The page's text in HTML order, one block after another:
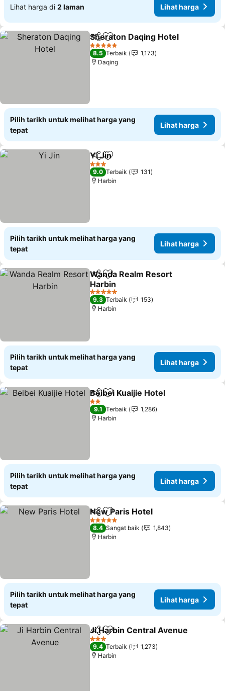
Lihat harga di 2 laman Lihat harga
KongsiTambah ke favorit
Sheraton Daqing Hotel
5 Bintang
8.5 Terbaik
1,173
Daqing
Pilih tarikh untuk melihat harga yang
tepat
Lihat harga
KongsiTambah ke favorit
Yi Jin
3 Bintang
9.0 Terbaik
131
Harbin
Pilih tarikh untuk melihat harga yang
tepat
Lihat harga
KongsiTambah ke favorit
Wanda Realm Resort
Harbin
5 Bintang
9.3 Terbaik
153
Harbin
Pilih tarikh untuk melihat harga yang
tepat
Lihat harga
KongsiTambah ke favorit
Beibei Kuaijie Hotel
2 Bintang
9.1 Terbaik
1,286
Harbin
Pilih tarikh untuk melihat harga yang
tepat
Lihat harga
KongsiTambah ke favorit
New Paris Hotel
5 Bintang
8.4 Sangat baik
1,843
Harbin
Pilih tarikh untuk melihat harga yang
tepat
Lihat harga
KongsiTambah ke favorit
Ji Harbin Central Avenue
3 Bintang
9.4 Terbaik
1,273
Harbin